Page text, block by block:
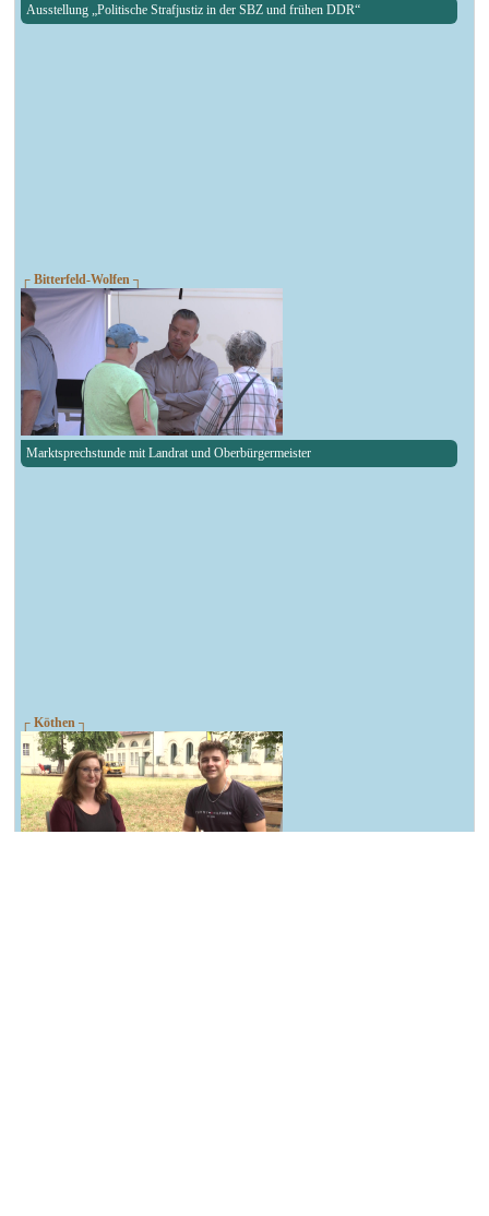
Ausstellung „Politische Strafjustiz in der SBZ und frühen DDR“
┌ Bitterfeld-Wolfen ┐
Marktsprechstunde mit Landrat und Oberbürgermeister
┌ Köthen ┐